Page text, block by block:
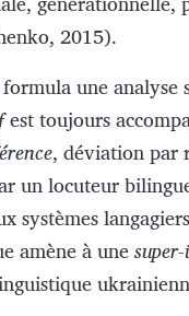
2015).
une analyse
est toujours
, déviation par
un locuteur
systèmes
amène à une